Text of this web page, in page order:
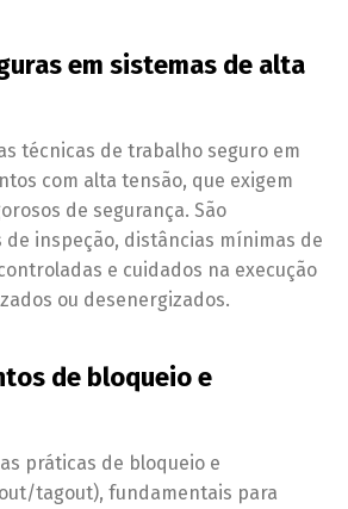
em sistemas de alta
técnicas de trabalho seguro em
com alta tensão, que exigem
de segurança. São
inspeção, distâncias mínimas de
e cuidados na execução
ou desenergizados.
de bloqueio e
práticas de bloqueio e
tagout), fundamentais para